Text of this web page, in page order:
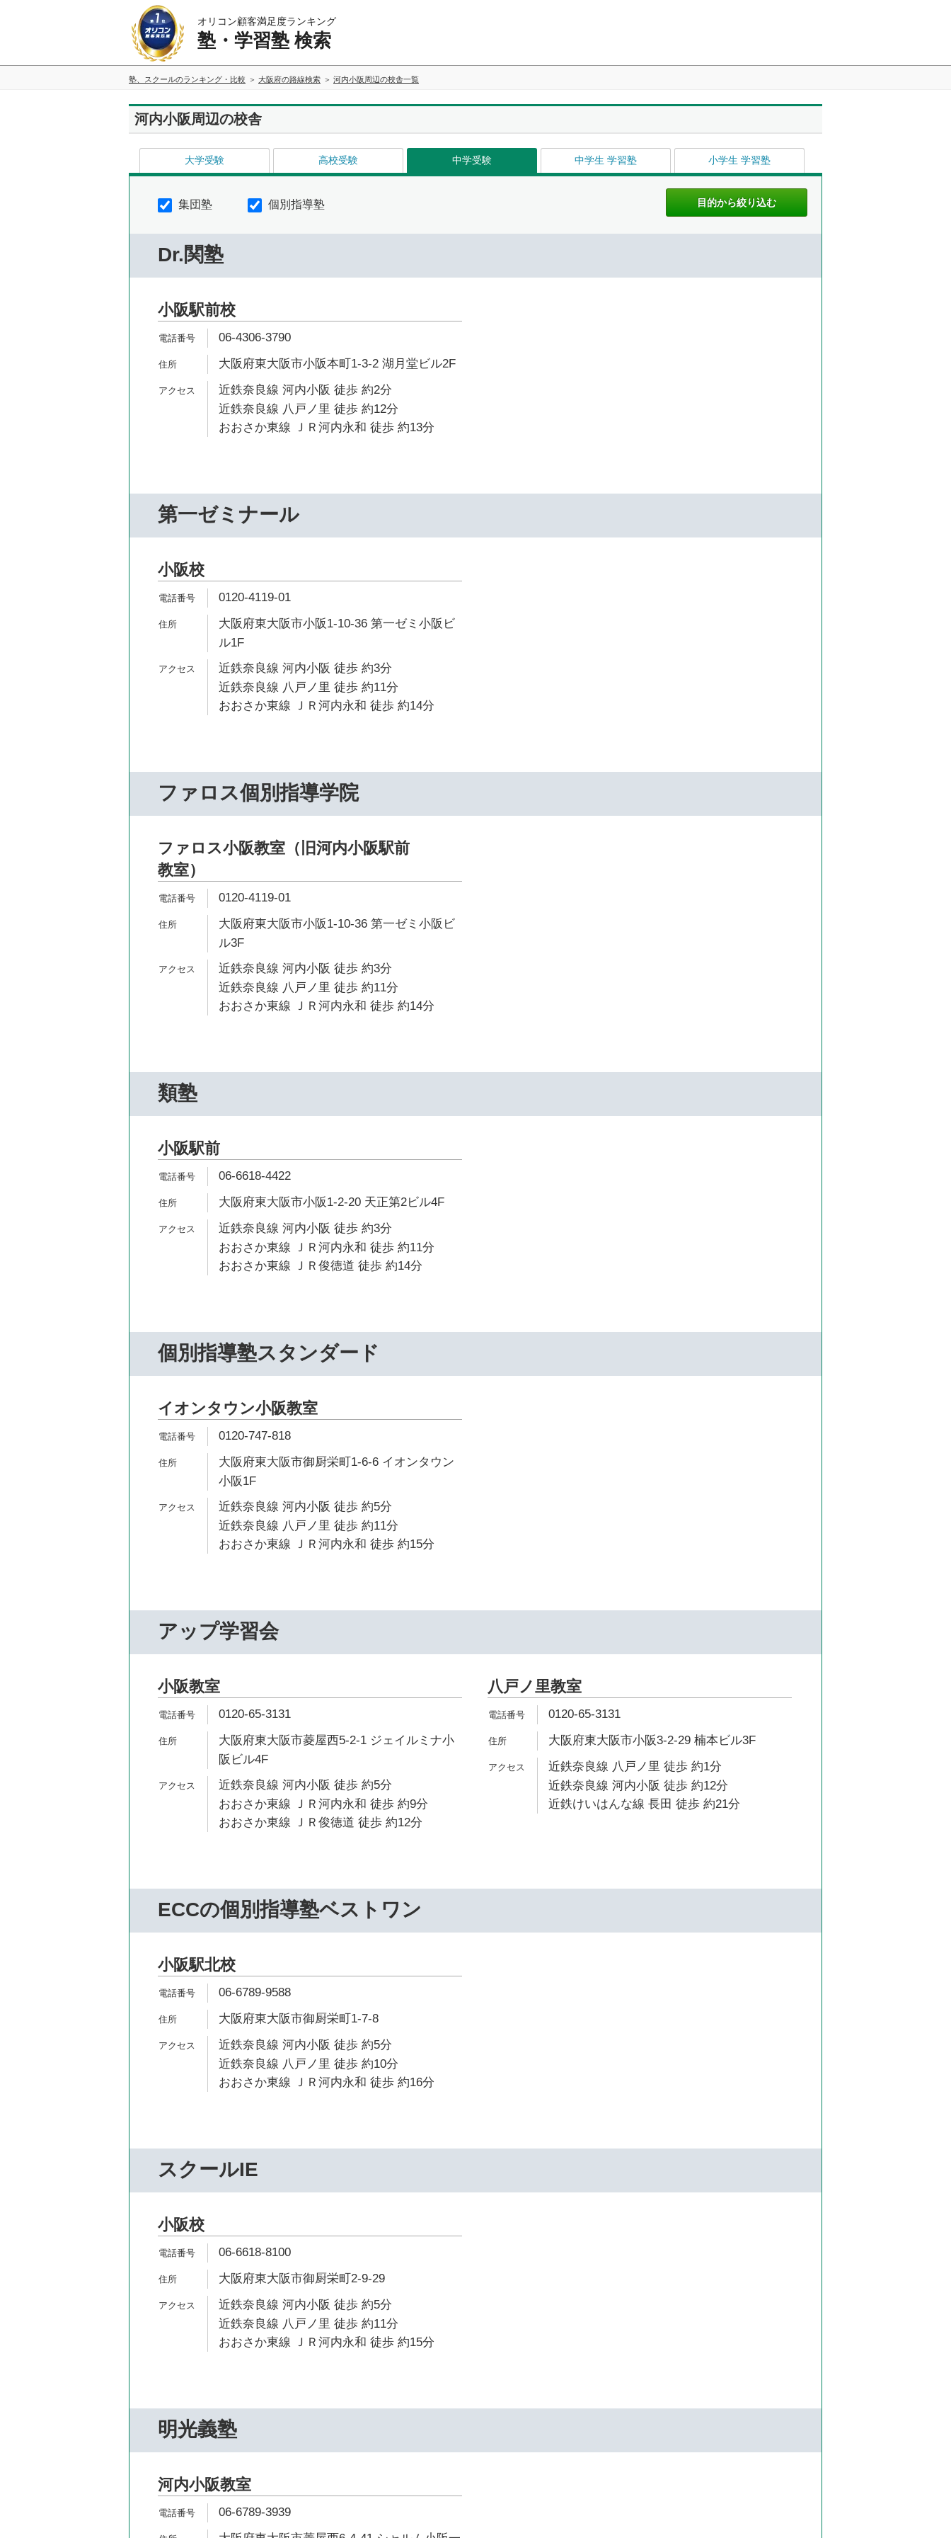
オリコン顧客満足度ランキング
塾・学習塾 検索
塾、スクールのランキング・比較 大阪府の路線検索 河内小阪周辺の校舎一覧
河内小阪周辺の校舎
大学受験 高校受験 中学受験 中学生 学習塾 小学生 学習塾
集団塾 個別指導塾
Dr.関塾
小阪駅前校
06-4306-3790
大阪府東大阪市小阪本町1-3-2 湖月堂ビル2F
近鉄奈良線 河内小阪 徒歩 約2分
近鉄奈良線 八戸ノ里 徒歩 約12分
おおさか東線 ＪＲ河内永和 徒歩 約13分
第一ゼミナール
小阪校
0120-4119-01
大阪府東大阪市小阪1-10-36 第一ゼミ小阪ビ
ル1F
近鉄奈良線 河内小阪 徒歩 約3分
近鉄奈良線 八戸ノ里 徒歩 約11分
おおさか東線 ＪＲ河内永和 徒歩 約14分
ファロス個別指導学院
ファロス小阪教室（旧河内小阪駅前
教室）
0120-4119-01
大阪府東大阪市小阪1-10-36 第一ゼミ小阪ビ
ル3F
近鉄奈良線 河内小阪 徒歩 約3分
近鉄奈良線 八戸ノ里 徒歩 約11分
おおさか東線 ＪＲ河内永和 徒歩 約14分
類塾
小阪駅前
06-6618-4422
大阪府東大阪市小阪1-2-20 天正第2ビル4F
近鉄奈良線 河内小阪 徒歩 約3分
おおさか東線 ＪＲ河内永和 徒歩 約11分
おおさか東線 ＪＲ俊徳道 徒歩 約14分
個別指導塾スタンダード
イオンタウン小阪教室
0120-747-818
大阪府東大阪市御厨栄町1-6-6 イオンタウン
小阪1F
近鉄奈良線 河内小阪 徒歩 約5分
近鉄奈良線 八戸ノ里 徒歩 約11分
おおさか東線 ＪＲ河内永和 徒歩 約15分
アップ学習会
小阪教室
0120-65-3131
大阪府東大阪市菱屋西5-2-1 ジェイルミナ小
阪ビル4F
近鉄奈良線 河内小阪 徒歩 約5分
おおさか東線 ＪＲ河内永和 徒歩 約9分
おおさか東線 ＪＲ俊徳道 徒歩 約12分
八戸ノ里教室
0120-65-3131
大阪府東大阪市小阪3-2-29 楠本ビル3F
近鉄奈良線 八戸ノ里 徒歩 約1分
近鉄奈良線 河内小阪 徒歩 約12分
近鉄けいはんな線 長田 徒歩 約21分
ECCの個別指導塾ベストワン
小阪駅北校
06-6789-9588
大阪府東大阪市御厨栄町1-7-8
近鉄奈良線 河内小阪 徒歩 約5分
近鉄奈良線 八戸ノ里 徒歩 約10分
おおさか東線 ＪＲ河内永和 徒歩 約16分
スクールIE
小阪校
06-6618-8100
大阪府東大阪市御厨栄町2-9-29
近鉄奈良線 河内小阪 徒歩 約5分
近鉄奈良線 八戸ノ里 徒歩 約11分
おおさか東線 ＪＲ河内永和 徒歩 約15分
明光義塾
河内小阪教室
06-6789-3939